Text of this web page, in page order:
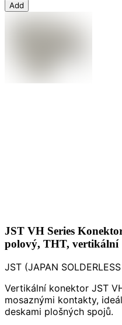
Add
JST VH Series
polový, THT, vertikální
JST (JAPAN
Vertikální konektor JST
mosaznými kontakty,
deskami plošných spojů.